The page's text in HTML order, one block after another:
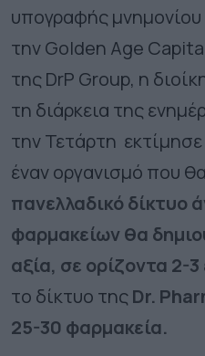
υπογραφής
την Golden Age
της DrP Group, η
τη διάρκεια της
την Τετάρτη
έναν οργανισμό που
πανελλαδικό δίκτυο
φαρμακείων θα
αξία, σε ορίζοντα 2-
το δίκτυο τηςDr.
25-30 φαρμακεία.